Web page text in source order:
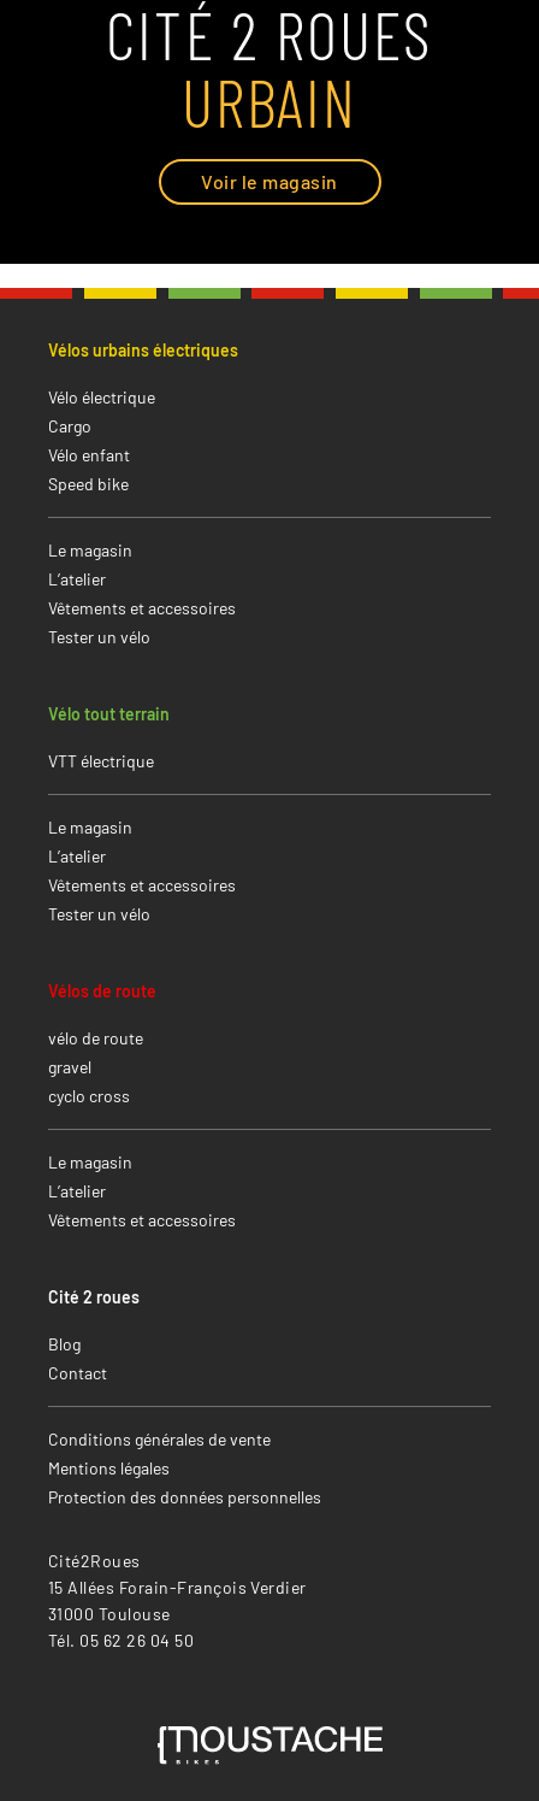
CITÉ 2 ROUES
URBAIN
Voir le magasin
Vélos urbains électriques
Vélo électrique
Cargo
Vélo enfant
Speed bike
Le magasin
L’atelier
Vêtements et accessoires
Tester un vélo
Vélo tout terrain
VTT électrique
Le magasin
L’atelier
Vêtements et accessoires
Tester un vélo
Vélos de route
vélo de route
gravel
cyclo cross
Le magasin
L’atelier
Vêtements et accessoires
Cité 2 roues
Blog
Contact
Conditions générales de vente
Mentions légales
Protection des données personnelles
Cité2Roues
15 Allées Forain-François Verdier
31000 Toulouse
Tél. 05 62 26 04 50